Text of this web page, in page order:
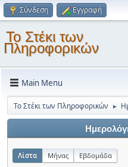
Σύνδεση Εγγραφή
Το Στέκι των
Πληροφορικών
Main Menu
Το Στέκι των Πληροφορικών ►
Λίστα Μήνας Εβδομάδα